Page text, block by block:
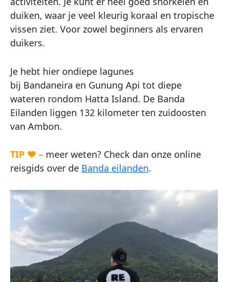
duiken, waar je veel kleurig koraal en tropische
vissen ziet. Voor zowel beginners als ervaren
duikers.
Je hebt hier ondiepe lagunes
bij Bandaneira en Gunung Api tot diepe
wateren rondom Hatta Island. De Banda
Eilanden liggen 132 kilometer ten zuidoosten
van Ambon.
TIP ♥ – meer weten? Check dan onze online
reisgids over de Banda eilanden.